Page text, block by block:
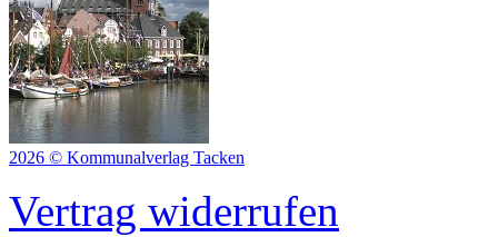
2026 © Kommunalverlag Tacken
Vertrag widerrufen